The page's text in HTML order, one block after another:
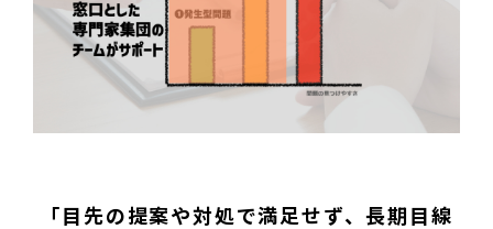
「目先の提案や対処で満足せず、長期目線